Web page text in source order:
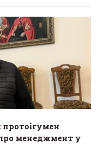
менеджмент у